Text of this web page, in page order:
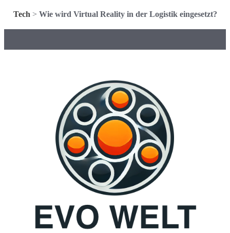
Tech > Wie wird Virtual Reality in der Logistik eingesetzt?